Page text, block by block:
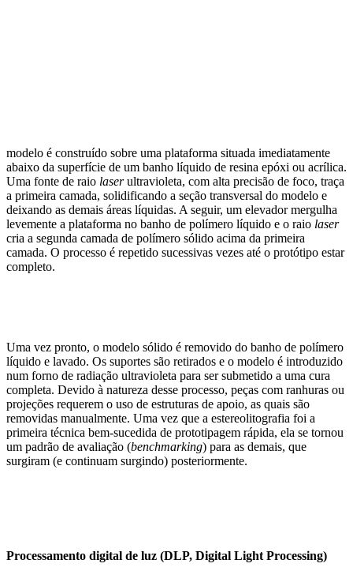
modelo é construído sobre uma plataforma situada imediatamente
abaixo da superfície de um banho líquido de resina epóxi ou acrílica.
Uma fonte de raio laserultravioleta, com alta precisão de foco, traça
a primeira camada, solidificando a seção transversal do modelo e
deixando as demais áreas líquidas. A seguir, um elevador mergulha
levemente a plataforma no banho de polímero líquido e o raio laser
cria a segunda camada de polímero sólido acima da primeira
camada. O processo é repetido sucessivas vezes até o protótipo estar
completo.
Uma vez pronto, o modelo sólido é removido do banho de polímero
líquido e lavado. Os suportes são retirados e o modelo é introduzido
num forno de radiação ultravioleta para ser submetido a uma cura
completa. Devido à natureza desse processo, peças com ranhuras ou
projeções requerem o uso de estruturas de apoio, as quais são
removidas manualmente. Uma vez que a estereolitografia foi a
primeira técnica bem-sucedida de prototipagem rápida, ela se tornou
um padrão de avaliação (benchmarking) para as demais, que
surgiram (e continuam surgindo) posteriormente.
Processamento digital de luz (DLP, Digital Light Processing)